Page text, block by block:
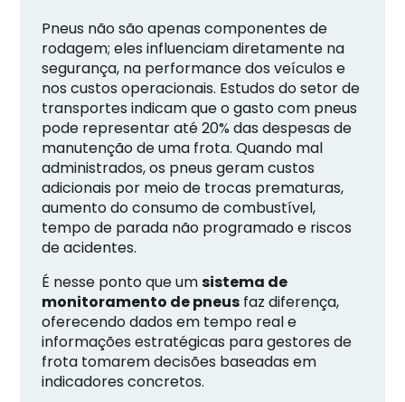
Pneus não são apenas componentes de
rodagem; eles influenciam diretamente na
segurança, na performance dos veículos e
nos custos operacionais. Estudos do setor de
transportes indicam que o gasto com pneus
pode representar até 20% das despesas de
manutenção de uma frota. Quando mal
administrados, os pneus geram custos
adicionais por meio de trocas prematuras,
aumento do consumo de combustível,
tempo de parada não programado e riscos
de acidentes.
É nesse ponto que umsistema de
monitoramento de pneus faz diferença,
oferecendo dados em tempo real e
informações estratégicas para gestores de
frota tomarem decisões baseadas em
indicadores concretos.